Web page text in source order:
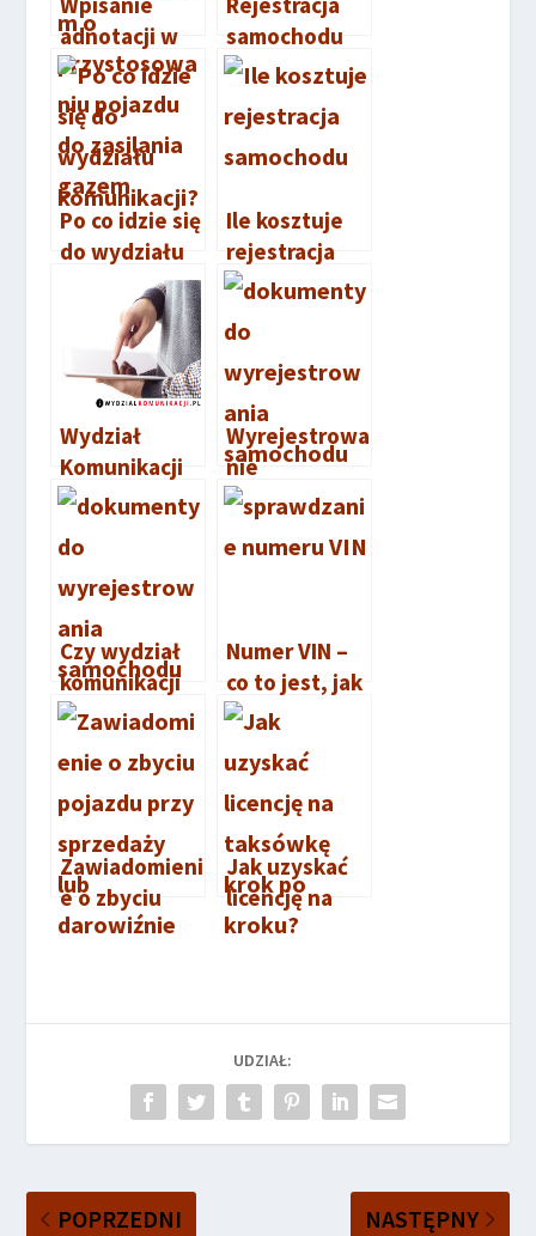
adnotacji w
dowodzie
rejestracyjny
m o
przystosowa
niu pojazdu
do zasilania
gazem
samochodu
Wrocław –
krok po kroku
Po co idzie się
do wydziału
komunikacji?
Ile kosztuje
rejestracja
samochodu?
Wydział
Komunikacji
Kutno
Wyrejestrowa
nie
samochodu –
jak to zrobić
Czy wydział
komunikacji
może
rejestracji
pojazdu?
Numer VIN –
co to jest, jak
wygląda i
gdzie go
szukać?
Zawiadomieni
e o zbyciu
pojazdu – Co
Jak uzyskać
licencję na
taksówkę
UDZIAŁ:
POPRZEDNI NASTĘPNY